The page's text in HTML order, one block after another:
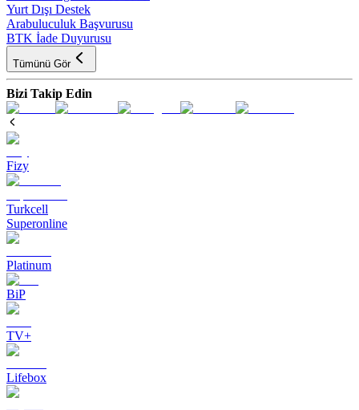
Yurt Dışı Destek
Arabuluculuk Başvurusu
BTK İade Duyurusu
Tümünü Gör
Bizi Takip Edin
Fizy
Turkcell
Superonline
Platinum
BiP
TV+
Lifebox